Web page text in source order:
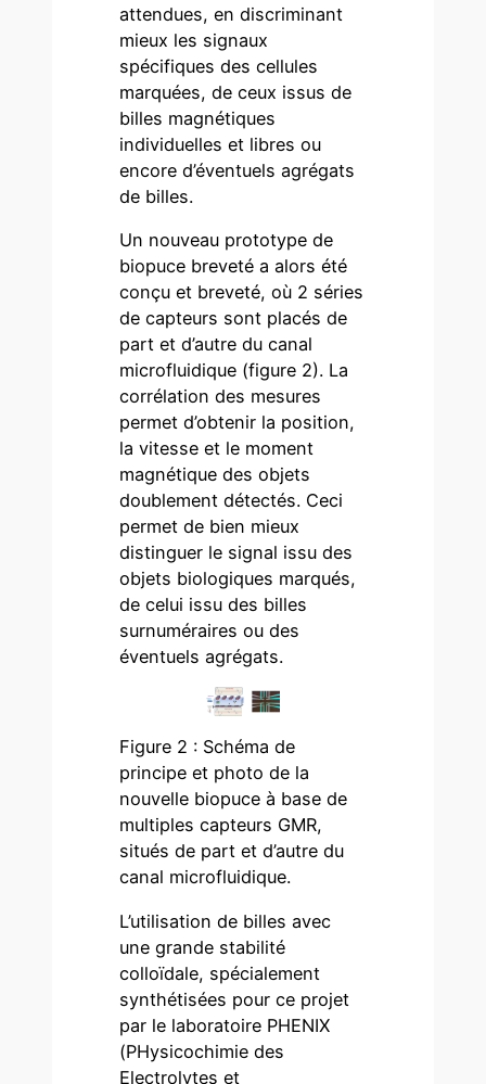
attendues, en discriminant
mieux les signaux
spécifiques des cellules
marquées, de ceux issus de
billes magnétiques
individuelles et libres ou
encore d’éventuels agrégats
de billes.
Un nouveau prototype de
biopuce breveté a alors été
conçu et breveté, où 2 séries
de capteurs sont placés de
part et d’autre du canal
microfluidique (figure 2). La
corrélation des mesures
permet d’obtenir la position,
la vitesse et le moment
magnétique des objets
doublement détectés. Ceci
permet de bien mieux
distinguer le signal issu des
objets biologiques marqués,
de celui issu des billes
surnuméraires ou des
éventuels agrégats.
Figure 2 : Schéma de
principe et photo de la
nouvelle biopuce à base de
multiples capteurs GMR,
situés de part et d’autre du
canal microfluidique.
L’utilisation de billes avec
une grande stabilité
colloïdale, spécialement
synthétisées pour ce projet
par le laboratoire PHENIX
(PHysicochimie des
Electrolytes et